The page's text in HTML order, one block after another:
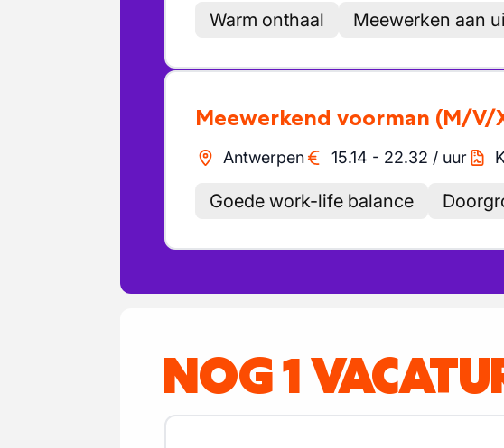
Warm onthaal Meewerken aan
Meewerkend voorman (M/V/
Antwerpen 15.14 - 22.32 / uur
Goede work-life balance
NOG 1